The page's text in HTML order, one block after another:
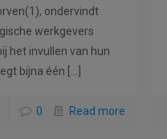
ondervindt
werkgevers
het invullen van hun
bijna één
0 Read more